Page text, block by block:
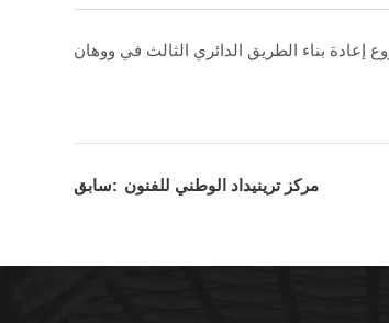
إعادة بناء الطريق الدائري الثالث في ووهان
سابق: مركز ترينيداد الوطني للفنون